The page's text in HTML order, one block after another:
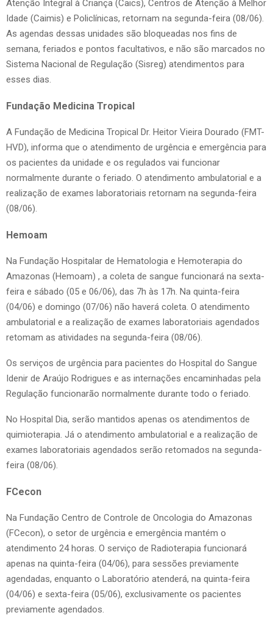
Atenção Integral à Criança (Caics), Centros de Atenção à Melhor
Idade (Caimis) e Policlínicas, retornam na segunda-feira (08/06).
As agendas dessas unidades são bloqueadas nos fins de
semana, feriados e pontos facultativos, e não são marcados no
Sistema Nacional de Regulação (Sisreg) atendimentos para
esses dias.
Fundação Medicina Tropical
A Fundação de Medicina Tropical Dr. Heitor Vieira Dourado (FMT-
HVD), informa que o atendimento de urgência e emergência para
os pacientes da unidade e os regulados vai funcionar
normalmente durante o feriado. O atendimento ambulatorial e a
realização de exames laboratoriais retornam na segunda-feira
(08/06).
Hemoam
Na Fundação Hospitalar de Hematologia e Hemoterapia do
Amazonas (Hemoam) , a coleta de sangue funcionará na sexta-
feira e sábado (05 e 06/06), das 7h às 17h. Na quinta-feira
(04/06) e domingo (07/06) não haverá coleta. O atendimento
ambulatorial e a realização de exames laboratoriais agendados
retomam as atividades na segunda-feira (08/06).
Os serviços de urgência para pacientes do Hospital do Sangue
Idenir de Araújo Rodrigues e as internações encaminhadas pela
Regulação funcionarão normalmente durante todo o feriado.
No Hospital Dia, serão mantidos apenas os atendimentos de
quimioterapia. Já o atendimento ambulatorial e a realização de
exames laboratoriais agendados serão retomados na segunda-
feira (08/06).
FCecon
Na Fundação Centro de Controle de Oncologia do Amazonas
(FCecon), o setor de urgência e emergência mantém o
atendimento 24 horas. O serviço de Radioterapia funcionará
apenas na quinta-feira (04/06), para sessões previamente
agendadas, enquanto o Laboratório atenderá, na quinta-feira
(04/06) e sexta-feira (05/06), exclusivamente os pacientes
previamente agendados.